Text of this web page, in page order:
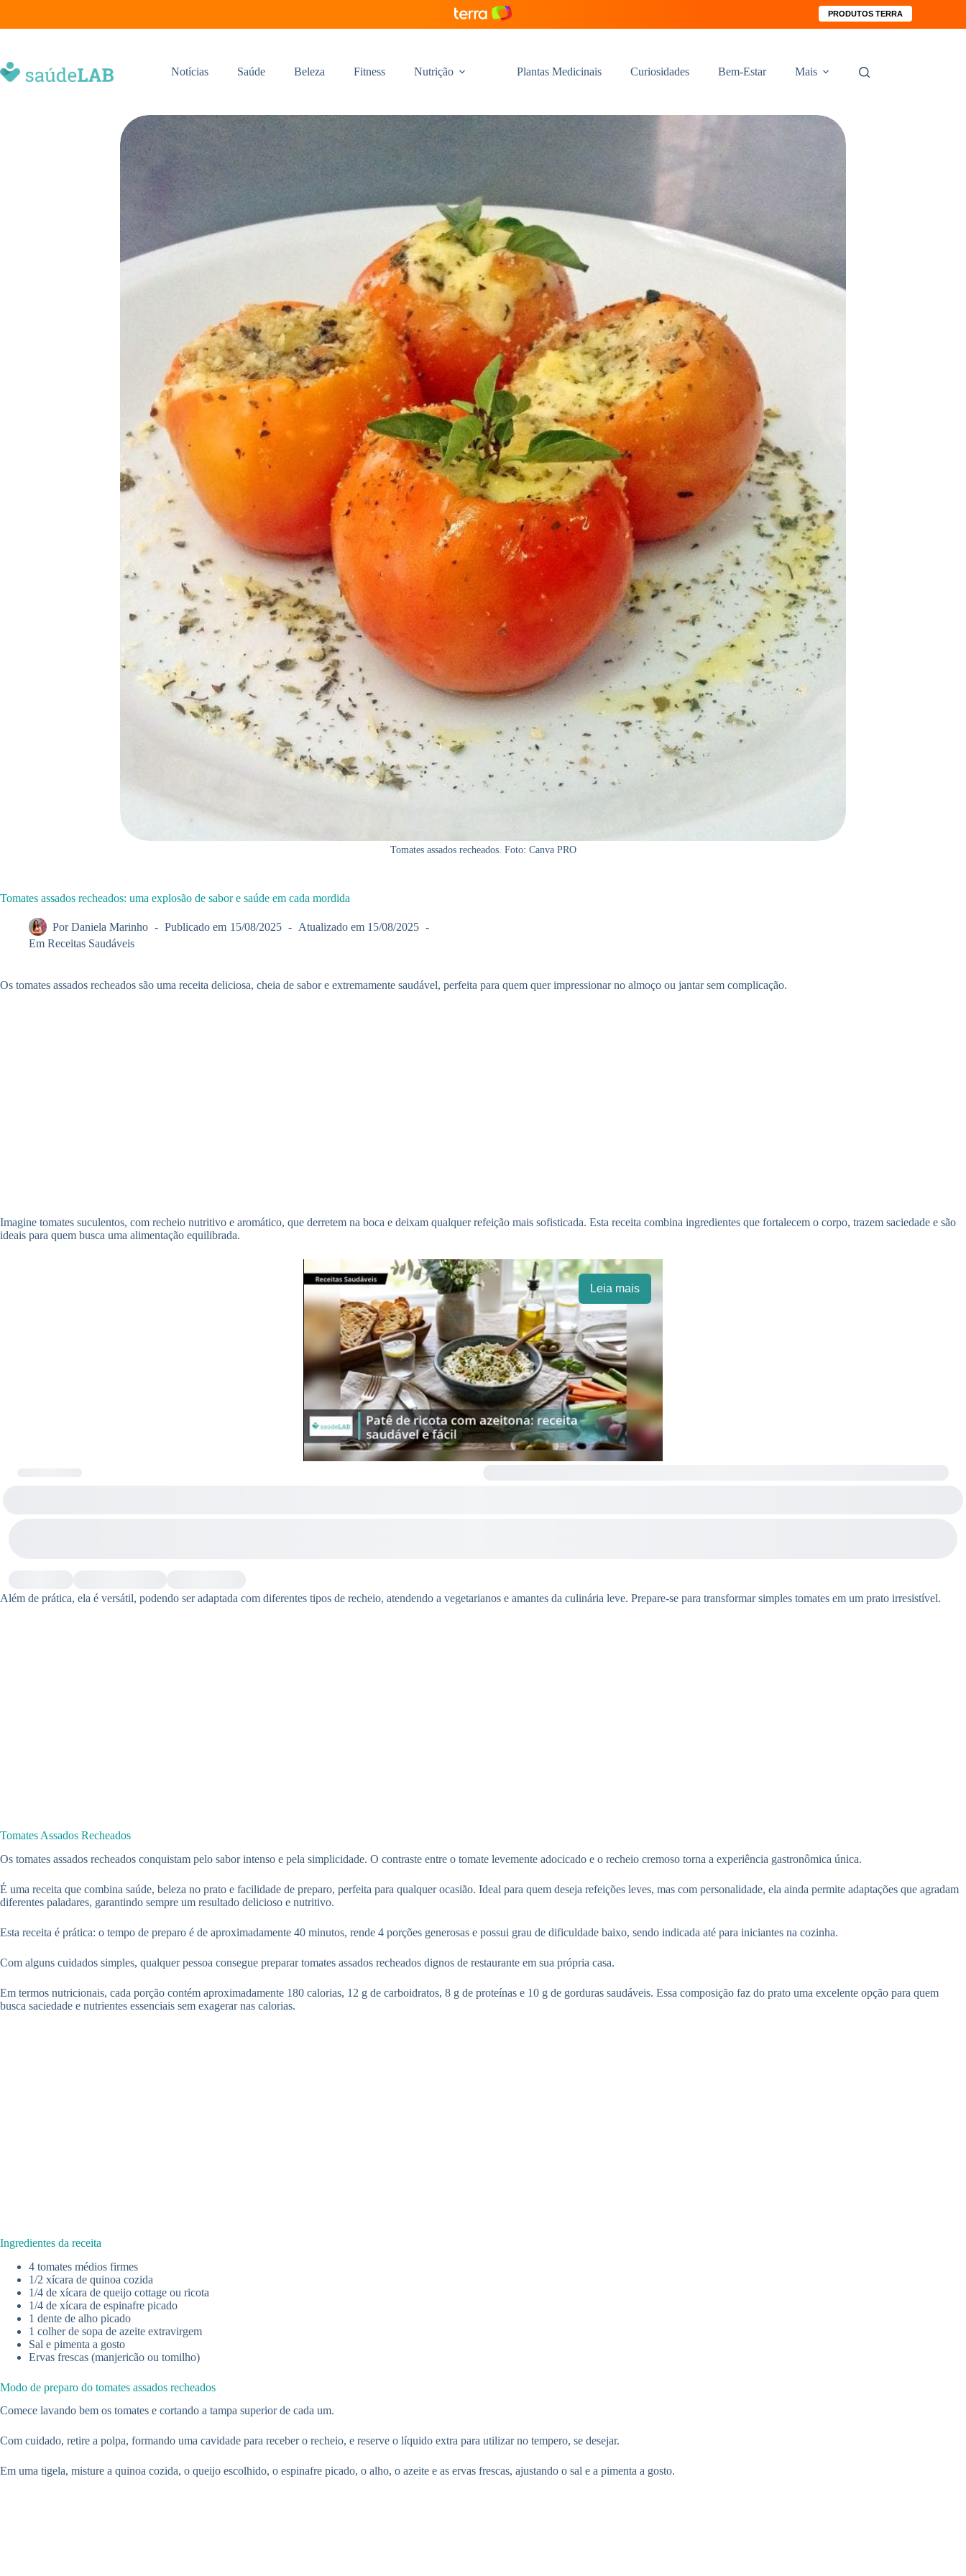
PRODUTOS TERRA
Notícias Saúde Beleza Fitness Nutrição Plantas Medicinais Curiosidades Bem-Estar Mais
Tomates assados recheados. Foto: Canva PRO
Tomates assados recheados: uma explosão de sabor e saúde em cada mordida
Por Daniela Marinho Publicado em 15/08/2025 Atualizado em 15/08/2025
Em Receitas Saudáveis
Os tomates assados recheados são uma receita deliciosa, cheia de sabor e extremamente saudável, perfeita para quem quer impressionar no almoço ou jantar sem complicação.
Imagine tomates suculentos, com recheio nutritivo e aromático, que derretem na boca e deixam qualquer refeição mais sofisticada. Esta receita combina ingredientes que fortalecem o corpo, trazem saciedade e são
ideais para quem busca uma alimentação equilibrada.
Leia mais
Além de prática, ela é versátil, podendo ser adaptada com diferentes tipos de recheio, atendendo a vegetarianos e amantes da culinária leve. Prepare-se para transformar simples tomates em um prato irresistível.
Tomates Assados Recheados
Os tomates assados recheados conquistam pelo sabor intenso e pela simplicidade. O contraste entre o tomate levemente adocicado e o recheio cremoso torna a experiência gastronômica única.
É uma receita que combina saúde, beleza no prato e facilidade de preparo, perfeita para qualquer ocasião. Ideal para quem deseja refeições leves, mas com personalidade, ela ainda permite adaptações que agradam
diferentes paladares, garantindo sempre um resultado delicioso e nutritivo.
Esta receita é prática: o tempo de preparo é de aproximadamente 40 minutos, rende 4 porções generosas e possui grau de dificuldade baixo, sendo indicada até para iniciantes na cozinha.
Com alguns cuidados simples, qualquer pessoa consegue preparar tomates assados recheados dignos de restaurante em sua própria casa.
Em termos nutricionais, cada porção contém aproximadamente 180 calorias, 12 g de carboidratos, 8 g de proteínas e 10 g de gorduras saudáveis. Essa composição faz do prato uma excelente opção para quem
busca saciedade e nutrientes essenciais sem exagerar nas calorias.
Ingredientes da receita
4 tomates médios firmes
1/2 xícara de quinoa cozida
1/4 de xícara de queijo cottage ou ricota
1/4 de xícara de espinafre picado
1 dente de alho picado
1 colher de sopa de azeite extravirgem
Sal e pimenta a gosto
Ervas frescas (manjericão ou tomilho)
Modo de preparo do tomates assados recheados
Comece lavando bem os tomates e cortando a tampa superior de cada um.
Com cuidado, retire a polpa, formando uma cavidade para receber o recheio, e reserve o líquido extra para utilizar no tempero, se desejar.
Em uma tigela, misture a quinoa cozida, o queijo escolhido, o espinafre picado, o alho, o azeite e as ervas frescas, ajustando o sal e a pimenta a gosto.